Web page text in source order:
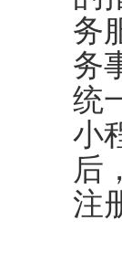
务
务
统
小
后
注
“